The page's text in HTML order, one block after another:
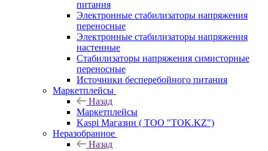
питания
Электронные стабилизаторы напряжения
переносные
Электронные стабилизаторы напряжения
настенные
Стабилизаторы напряжения симисторные
переносные
Источники бесперебойного питания
Маркетплейсы
Назад
Маркетплейсы
Kaspi Магазин ( ТОО "TOK.KZ")
Неразобранное
Назад